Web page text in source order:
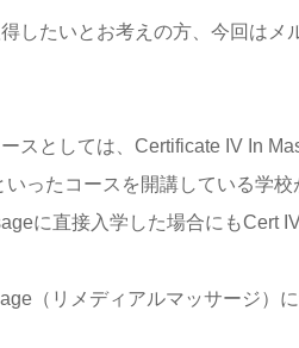
したいとお考えの方、今回は
スとしては、 Certificate IV In
ったコースを開講している学校
に直接入学した場合にもCert
（ リメディアルマッサージ）